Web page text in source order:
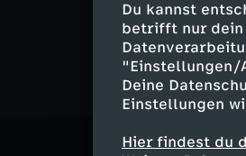
Du kannst
betrifft nur dein
"Einstellungen/
Deine
Einstellungen
Hier findest du
Politik